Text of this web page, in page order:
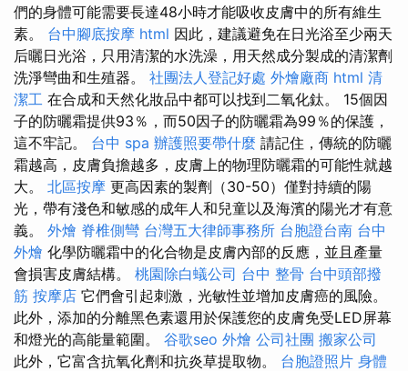
們的身體可能需要長達48小時才能吸收皮膚中的所有維生
素。 台中腳底按摩 html 因此，建議避免在日光浴至少兩天
后曬日光浴，只用清潔的水洗澡，用天然成分製成的清潔劑
洗淨彎曲和生殖器。 社團法人登記好處 外燴廠商 html 清
潔工 在合成和天然化妝品中都可以找到二氧化鈦。 15個因
子的防曬霜提供93％，而50因子的防曬霜為99％的保護，
這不牢記。 台中 spa 辦護照要帶什麼 請記住，傳統的防曬
霜越高，皮膚負擔越多，皮膚上的物理防曬霜的可能性就越
大。 北區按摩 更高因素的製劑（30-50）僅對持續的陽
光，帶有淺色和敏感的成年人和兒童以及海濱的陽光才有意
義。 外燴 脊椎側彎 台灣五大律師事務所 台胞證台南 台中
外燴 化學防曬霜中的化合物是皮膚內部的反應，並且產量
會損害皮膚結構。 桃園除白蟻公司 台中 整骨 台中頭部撥
筋 按摩店 它們會引起刺激，光敏性並增加皮膚癌的風險。
此外，添加的分離黑色素還用於保護您的皮膚免受LED屏幕
和燈光的高能量範圍。 谷歌seo 外燴 公司社團 搬家公司
此外，它富含抗氧化劑和抗炎草提取物。 台胞證照片 身體